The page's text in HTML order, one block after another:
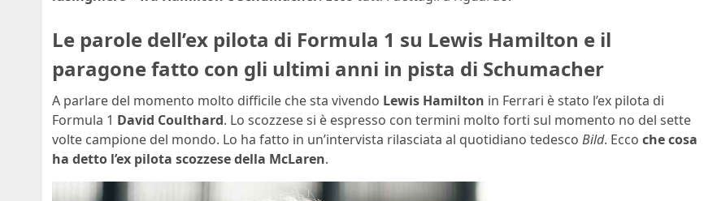
Le parole dell’ex pilota di Formula 1 su Lewis Hamilton e il
paragone fatto con gli ultimi anni in pista di Schumacher
A parlare del momento molto difficile che sta vivendo Lewis Hamilton in Ferrari è stato l’ex pilota di
Formula 1 David Coulthard. Lo scozzese si è espresso con termini molto forti sul momento no del sette
volte campione del mondo. Lo ha fatto in un’intervista rilasciata al quotidiano tedesco Bild. Ecco che cosa
ha detto l’ex pilota scozzese della McLaren.